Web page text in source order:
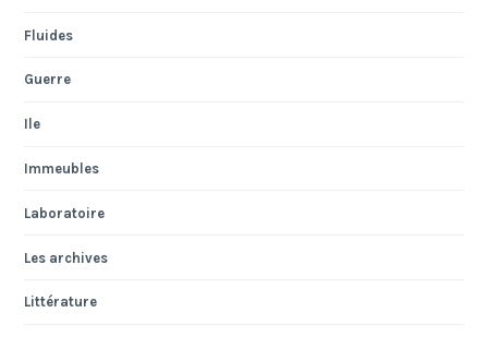
Fluides
Guerre
Ile
Immeubles
Laboratoire
Les archives
Littérature